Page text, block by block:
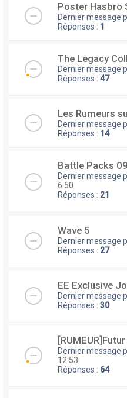
Poster Hasbro
Dernier message
Réponses : 1
The Legacy
Dernier message
Réponses : 47
Les Rumeurs
Dernier message
Réponses : 14
Battle Packs
Dernier message
6:50
Réponses : 21
Wave 5
Dernier message
Réponses : 27
EE Exclusive
Dernier message
Réponses : 30
Dernier message
12:53
Réponses : 64